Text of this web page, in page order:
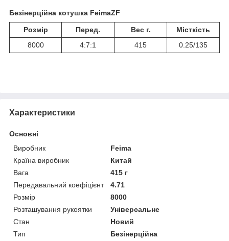
Безінерційна котушка FeimaZF
Розмір Перед. Вес г.
Місткість
8000
4:7:1 415 0.25/135
Характеристики
Основні
Виробник
Feima
Країна виробник
Китай
Вага
415 г
Передавальний коефіцієнт
4.71
Розмір
8000
Розташування рукоятки
Універсальне
Стан
Новий
Тип
Безінерційна